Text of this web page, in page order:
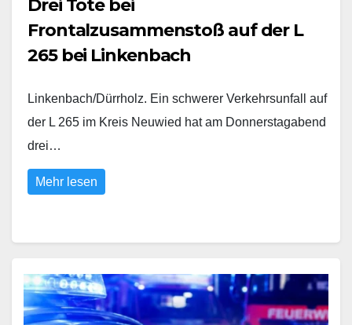
Drei Tote bei
Frontalzusammenstoß auf der L
265 bei Linkenbach
Linkenbach/Dürrholz. Ein schwerer Verkehrsunfall auf
der L 265 im Kreis Neuwied hat am Donnerstagabend
drei…
Mehr lesen